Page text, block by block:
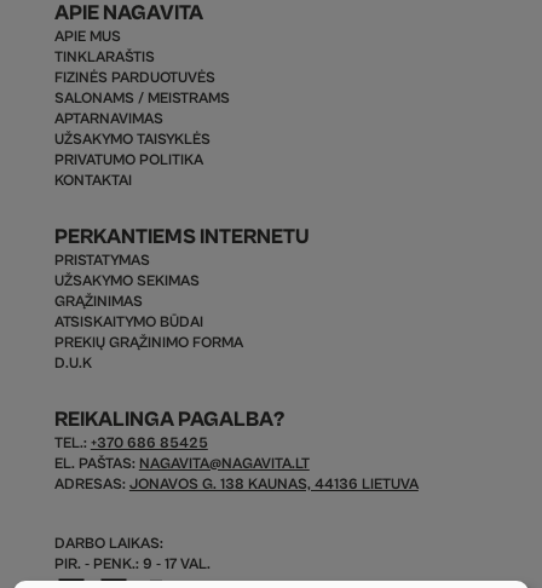
APIE NAGAVITA
APIE MUS
TINKLARAŠTIS
FIZINĖS PARDUOTUVĖS
SALONAMS / MEISTRAMS
APTARNAVIMAS
UŽSAKYMO TAISYKLĖS
PRIVATUMO POLITIKA
KONTAKTAI
PERKANTIEMS INTERNETU
PRISTATYMAS
UŽSAKYMO SEKIMAS
GRĄŽINIMAS
ATSISKAITYMO BŪDAI
PREKIŲ GRĄŽINIMO FORMA
D.U.K
REIKALINGA PAGALBA?
TEL.: +370 686 85425
EL. PAŠTAS: NAGAVITA@NAGAVITA.LT
ADRESAS: JONAVOS G. 138 KAUNAS, 44136 LIETUVA
DARBO LAIKAS:
PIR. - PENK.: 9 - 17 VAL.